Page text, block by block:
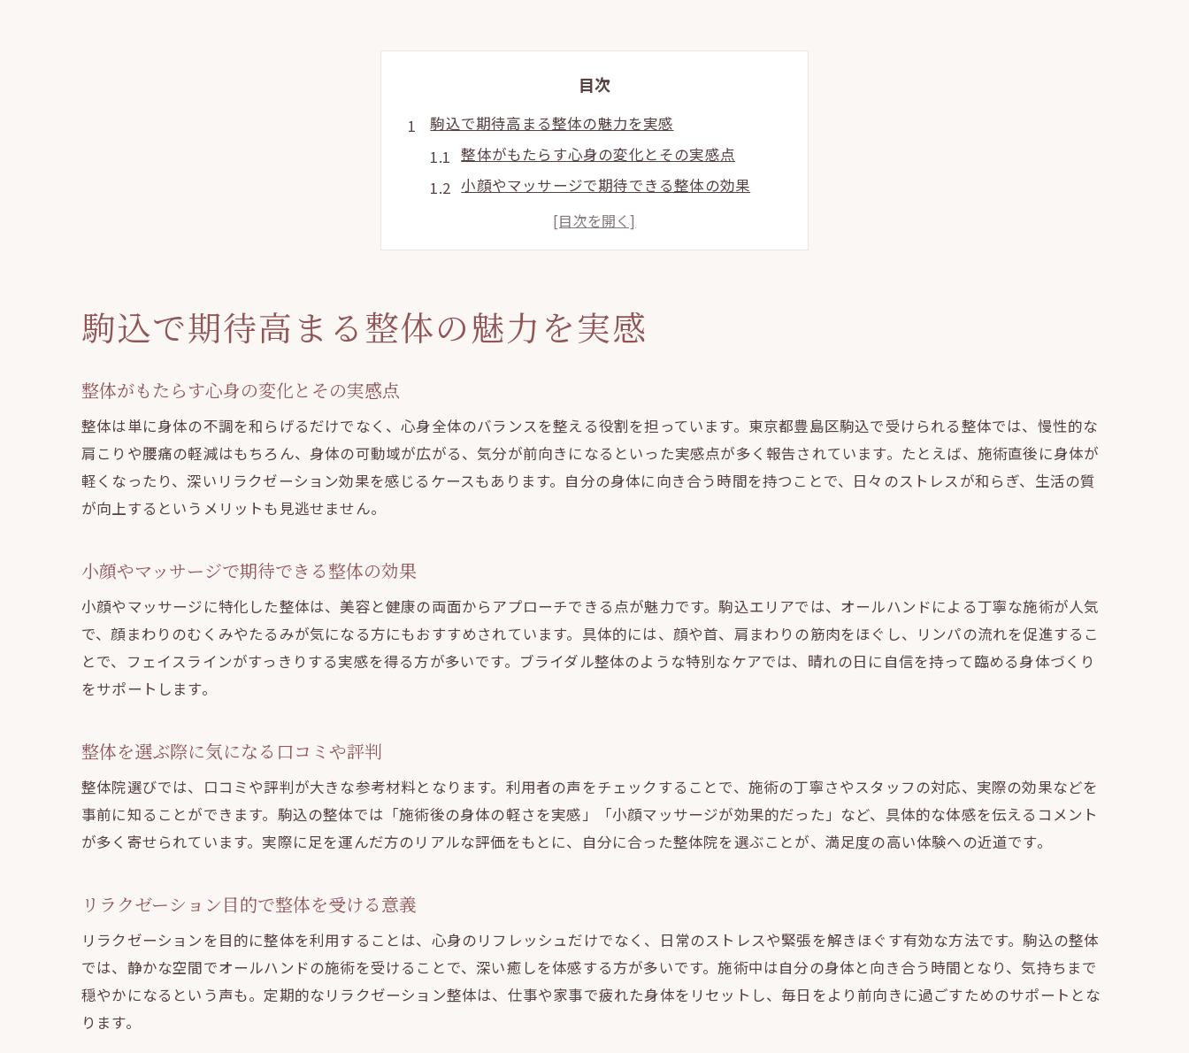
目次
駒込で期待高まる整体の魅力を実感
整体がもたらす心身の変化とその実感点
小顔やマッサージで期待できる整体の効果
整体を選ぶ際に気になる口コミや評判
リラクゼーション目的で整体を受ける意義
整体院の選び方と通いやすさのポイント
小顔やブライダル整体が叶える新しい自分
マッサージと整体で引き出す自信あふれる自分
整体による美しい姿勢作りの秘訣とコツ
理想の自分像に近づく整体のサポート力
マッサージと整体が心身に及ぼす癒しの力
整体の施術で感じるストレス解消の瞬間
整体で慢性的な肩こり腰痛を緩和させる方法
根本改善を目指す整体の施術内容と特徴
整体と生活習慣改善で得られる効果とは
整体で長期的な健康をサポートする秘訣
口コミで注目される駒込整体の特徴
駒込で期待高まる整体の魅力を実感
整体がもたらす心身の変化とその実感点
整体は単に身体の不調を和らげるだけでなく、心身全体のバランスを整える役割を担っています。東京都豊島区駒込で受けられる整体では、慢性的な
肩こりや腰痛の軽減はもちろん、身体の可動域が広がる、気分が前向きになるといった実感点が多く報告されています。たとえば、施術直後に身体が
軽くなったり、深いリラクゼーション効果を感じるケースもあります。自分の身体に向き合う時間を持つことで、日々のストレスが和らぎ、生活の質
が向上するというメリットも見逃せません。
小顔やマッサージで期待できる整体の効果
小顔やマッサージに特化した整体は、美容と健康の両面からアプローチできる点が魅力です。駒込エリアでは、オールハンドによる丁寧な施術が人気
で、顔まわりのむくみやたるみが気になる方にもおすすめされています。具体的には、顔や首、肩まわりの筋肉をほぐし、リンパの流れを促進するこ
とで、フェイスラインがすっきりする実感を得る方が多いです。ブライダル整体のような特別なケアでは、晴れの日に自信を持って臨める身体づくり
をサポートします。
整体を選ぶ際に気になる口コミや評判
整体院選びでは、口コミや評判が大きな参考材料となります。利用者の声をチェックすることで、施術の丁寧さやスタッフの対応、実際の効果などを
事前に知ることができます。駒込の整体では「施術後の身体の軽さを実感」「小顔マッサージが効果的だった」など、具体的な体感を伝えるコメント
が多く寄せられています。実際に足を運んだ方のリアルな評価をもとに、自分に合った整体院を選ぶことが、満足度の高い体験への近道です。
リラクゼーション目的で整体を受ける意義
リラクゼーションを目的に整体を利用することは、心身のリフレッシュだけでなく、日常のストレスや緊張を解きほぐす有効な方法です。駒込の整体
では、静かな空間でオールハンドの施術を受けることで、深い癒しを体感する方が多いです。施術中は自分の身体と向き合う時間となり、気持ちまで
穏やかになるという声も。定期的なリラクゼーション整体は、仕事や家事で疲れた身体をリセットし、毎日をより前向きに過ごすためのサポートとな
ります。